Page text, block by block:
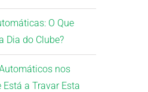
O Que
Dia do Clube?
nos
Está a Travar Esta